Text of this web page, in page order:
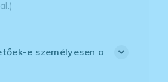
e személyesen a